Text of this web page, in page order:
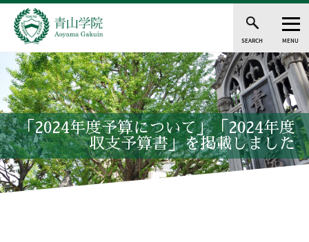
SEARCH MENU
「2024年度予算について」「2024年度
収支予算書」を掲載しました